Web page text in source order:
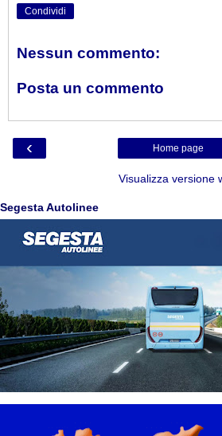
Condividi
Nessun commento:
Posta un commento
‹ Home page
Visualizza versione
Segesta Autolinee